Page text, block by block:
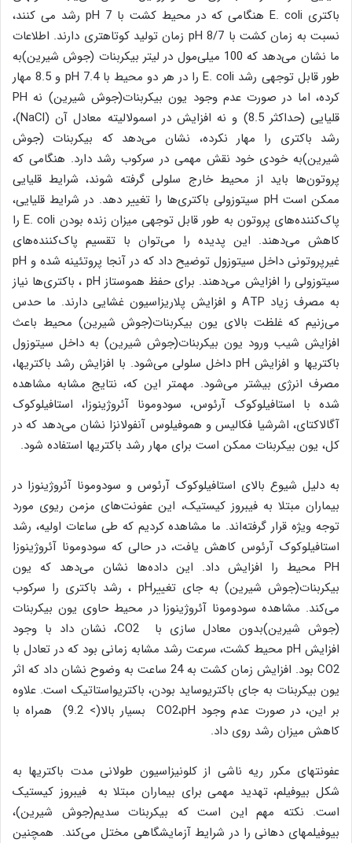
باکتری E. coli هنگامی که در محیط کشت با pH 7 رشد می کنند،
نسبت به زمان کشت با pH 8/7 زمان تولید کوتاهتری دارند. اطلاعات
ما نشان می‌دهد که 100 میلی‌مول در لیتر بیکربنات (جوش شیرین)به
طور قابل توجهی رشد E. coli را در هر دو محیط با pH 7.4 و 8.5 مهار
کرده، اما در صورت عدم وجود یون بیکربنات(جوش شیرین) نه PH
قلیایی (حداکثر 8.5) و نه افزایش در اسمولالیته معادل آن (NaCl)،
رشد باکتری را مهار نکرده، نشان می‌دهد که بیکربنات (جوش
شیرین)به خودی خود نقش مهمی در سرکوب رشد دارد. هنگامی که
پروتون‌ها باید از محیط خارج سلولی گرفته شوند، شرایط قلیایی
ممکن است pH سیتوزولی باکتری‌ها را تغییر دهد. در شرایط قلیایی،
پاک‌کننده‌های پروتون به طور قابل توجهی میزان زنده بودن E. coli را
کاهش می‌دهند. این پدیده را می‌توان با تقسیم پاک‌کننده‌های
غیرپروتونی داخل سیتوزول توضیح داد که در آنجا پروتئینه شده و pH
سیتوزولی را افزایش می‌دهند. برای حفظ هموستاز pH ، باکتری‌ها نیاز
به مصرف زیاد ATP و افزایش پلاریزاسیون غشایی دارند. ما حدس
می‌زنیم که غلظت بالای یون بیکربنات(جوش شیرین) محیط باعث
افزایش شیب ورود یون بیکربنات(جوش شیرین) به داخل سیتوزول
باکتریها و افزایش pH داخل سلولی می‌شود. با افزایش رشد باکتریها،
مصرف انرژی بیشتر می‌شود. مهمتر این که، نتایج مشابه مشاهده
شده با استافیلوکوک آرئوس، سودومونا آئروژینوزا، استافیلوکوک
آگالاکتای، اشرشیا فکالیس و هموفیلوس آنفولانزا نشان می‌دهد که در
کل، یون بیکربنات ممکن است برای مهار رشد باکتریها استفاده شود.
به دلیل شیوع بالای استافیلوکوک آرئوس و سودومونا آئروژینوزا در
بیماران مبتلا به فیبروز کیستیک، این عفونت‌های مزمن ریوی مورد
توجه ویژه قرار گرفته‌اند. ما مشاهده کردیم که طی ساعات اولیه، رشد
استافیلوکوک آرئوس کاهش یافت، در حالی که سودومونا آئروژینوزا
PH محیط را افزایش داد. این داده‌ها نشان می‌دهد که یون
بیکربنات(جوش شیرین) به جای تغییرpH ، رشد باکتری را سرکوب
می‌کند. مشاهده سودومونا آئروژینوزا در محیط حاوی یون بیکربنات
(جوش شیرین)بدون معادل سازی با CO2، نشان داد با وجود
افزایش pH محیط کشت، سرعت رشد مشابه زمانی بود که در تعادل با
CO2 بود. افزایش زمان کشت به 24 ساعت به وضوح نشان داد که اثر
یون بیکربنات به جای باکتریوساید بودن، باکتریواستاتیک است. علاوه
بر این، در صورت عدم وجود CO2،pH بسیار بالا(> 9.2) همراه با
کاهش میزان رشد روی داد.
عفونتهای مكرر ریه ناشی از کلونیزاسیون طولانی مدت باكتریها به
شکل بیوفیلم، تهدید مهمی برای بیماران مبتلا به فیبروز کیستیک
است. نکته مهم این است که بیکربنات سدیم(جوش شیرین)،
بیوفیلمهای دهانی را در شرایط آزمایشگاهی مختل می‌کند. همچنین